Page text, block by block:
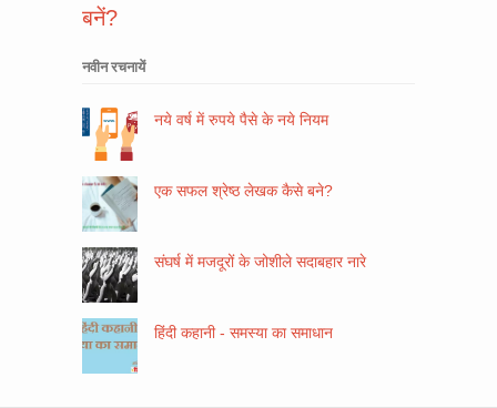
बनें?
नवीन रचनायें
नये वर्ष में रुपये पैसे के नये नियम
एक सफल श्रेष्ठ लेखक कैसे बने?
संघर्ष में मजदूरों के जोशीले सदाबहार नारे
हिंदी कहानी - समस्या का समाधान